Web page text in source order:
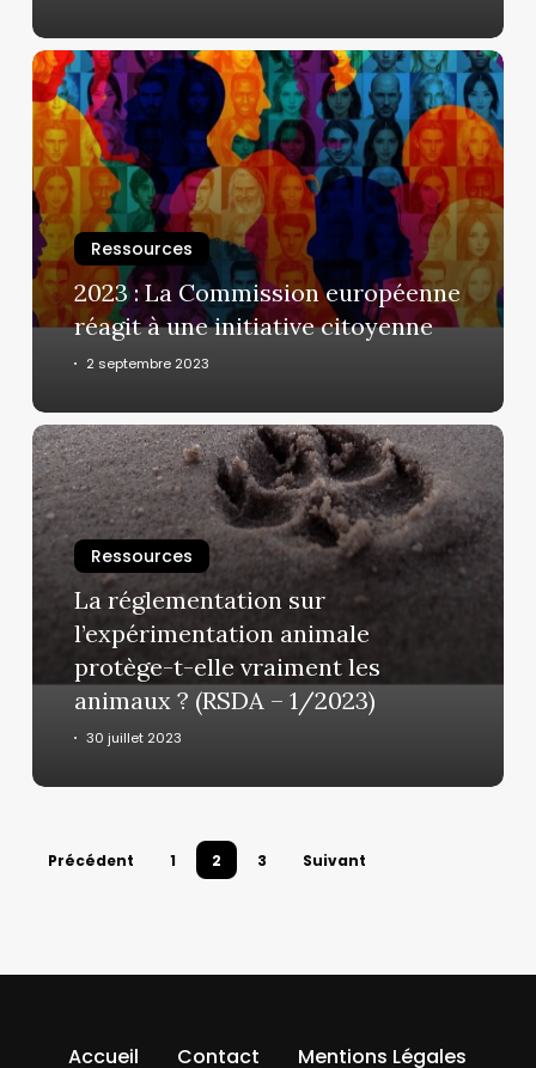
2023
La
Commission
européenne
réagit
une
initiative
citoyenne
Ressources
2023 : La Commission européenne
réagit à une initiative citoyenne
2 septembre 2023
La
réglementation
sur
l’expérimentation
animale
protège-
vraiment
animaux
1/2023)
Ressources
La réglementation sur
l’expérimentation animale
protège-t-elle vraiment les
animaux ? (RSDA – 1/2023)
30 juillet 2023
Précédent 1 2 3 Suivant
Accueil Contact Mentions Légales